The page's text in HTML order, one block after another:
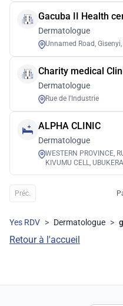
Gacuba II Health
Dermatologue
Unnamed Road,
Charity medical
Dermatologue
Rue de I'Industrie
ALPHA CLINIC
Dermatologue
WESTERN PROVINCE,
KIVUMU CELL,
Préc.
Yes RDV > Dermatologue >
Retour à l'accueil